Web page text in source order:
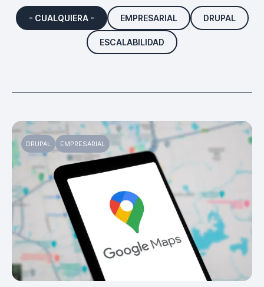
- CUALQUIERA - EMPRESARIAL DRUPAL
ESCALABILIDAD
DRUPAL EMPRESARIAL